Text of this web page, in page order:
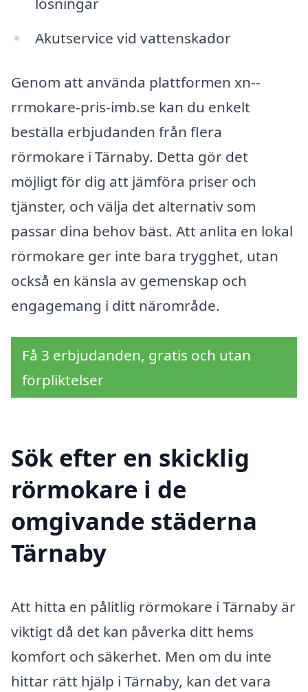
Akutservice vid vattenskador
Genom att använda plattformen xn--
rrmokare-pris-imb.se kan du enkelt
beställa erbjudanden från flera
rörmokare i Tärnaby. Detta gör det
möjligt för dig att jämföra priser och
tjänster, och välja det alternativ som
passar dina behov bäst. Att anlita en lokal
rörmokare ger inte bara trygghet, utan
också en känsla av gemenskap och
engagemang i ditt närområde.
Få 3 erbjudanden, gratis och utan
förpliktelser
Sök efter en skicklig
rörmokare i de
omgivande städerna
Tärnaby
Att hitta en pålitlig rörmokare i Tärnaby är
viktigt då det kan påverka ditt hems
komfort och säkerhet. Men om du inte
hittar rätt hjälp i Tärnaby, kan det vara